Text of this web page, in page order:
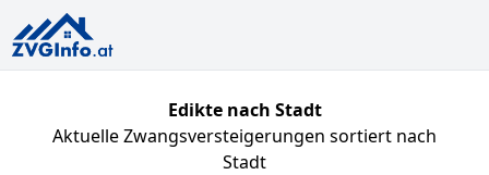
Edikte nach Stadt
Aktuelle Zwangsversteigerungen sortiert nach
Stadt